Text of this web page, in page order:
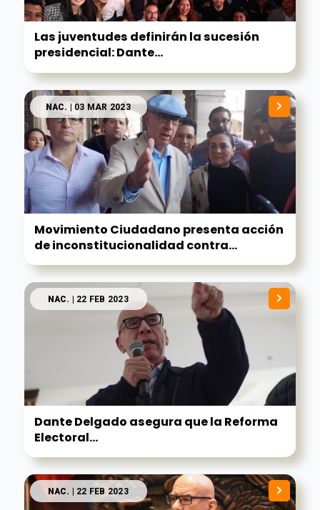
Las juventudes definirán la sucesión
presidencial: Dante...
NAC. | 03 MAR 2023
Movimiento Ciudadano presenta acción
de inconstitucionalidad contra...
NAC. | 22 FEB 2023
Dante Delgado asegura que la Reforma
Electoral...
NAC. | 22 FEB 2023